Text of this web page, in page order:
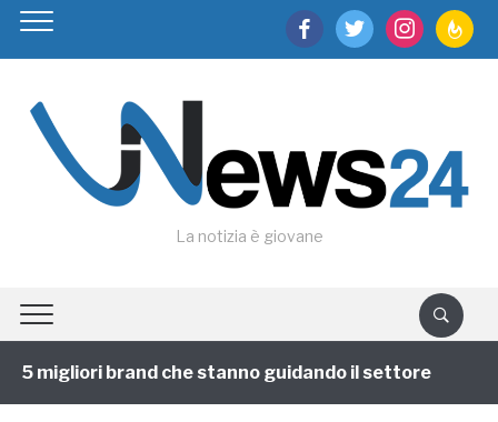
facebooktwitter instagram
La notizia è giovane
brand che stanno guidando il settore